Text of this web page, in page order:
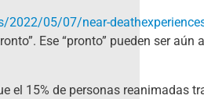
05/07/near-
Ese “pronto” pueden ser aún
el 15% de personas reanimadas